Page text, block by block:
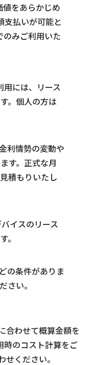
値をあらかじめ
支払いが可能と
のみご利用いた
には、リース
。個人の方は
利情勢の変動や
す。正式な月
積もりいたし
イスのリース
。
の条件がありま
さい。
合わせて概算金額を
時のコスト計算をご
ください。